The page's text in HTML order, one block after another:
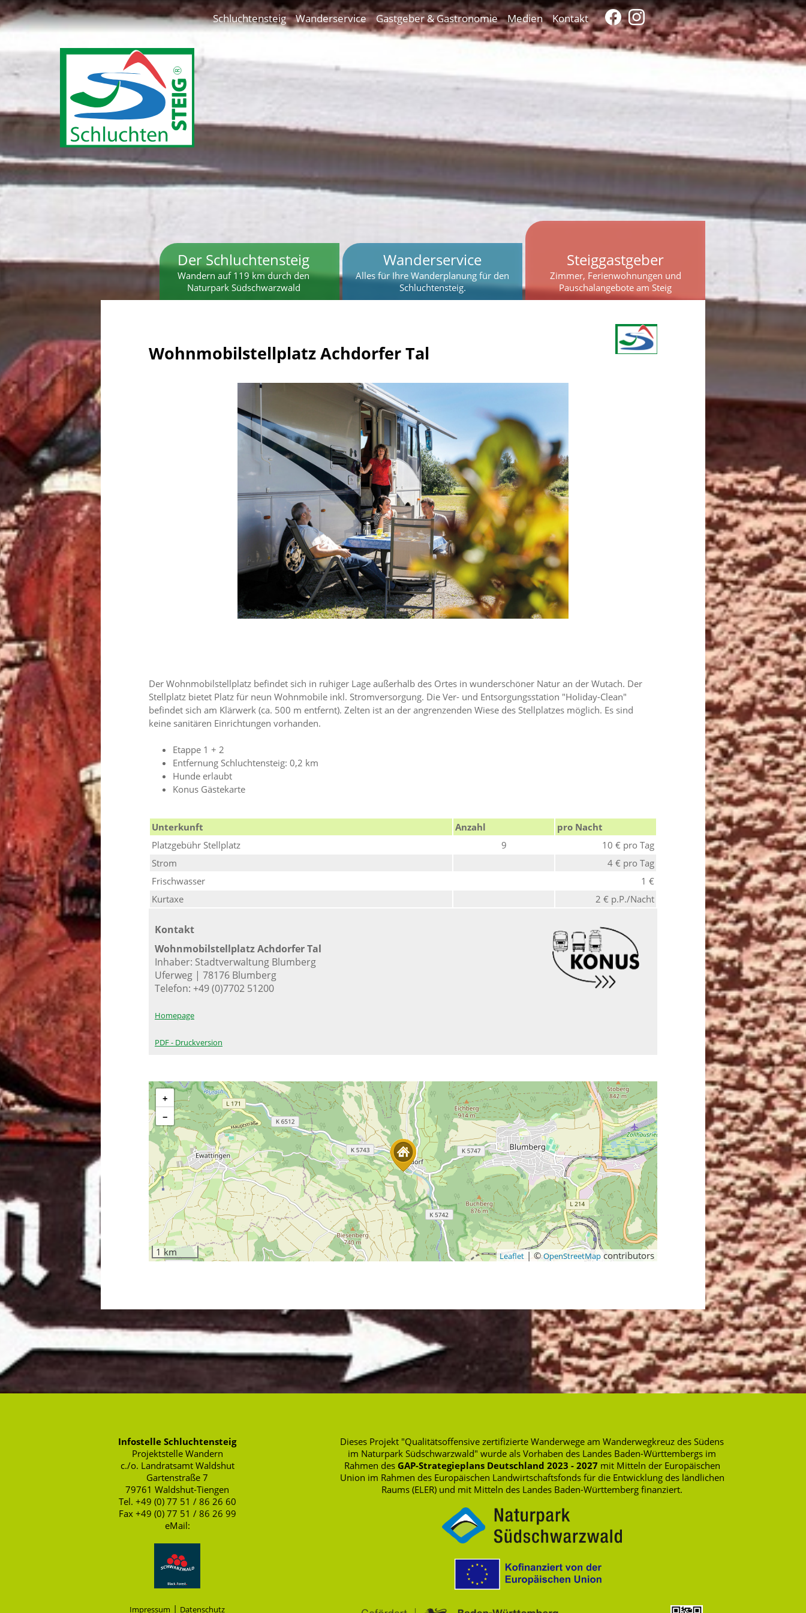
Schluchtensteig Wanderservice Gastgeber & Gastronomie Medien Kontakt
Der Schluchtensteig
Wandern auf 119 km durch den
Naturpark Südschwarzwald
Wanderservice
Alles für Ihre Wanderplanung für den
Schluchtensteig.
Steiggastgeber
Zimmer, Ferienwohnungen und
Pauschalangebote am Steig
Wohnmobilstellplatz Achdorfer Tal
Der Wohnmobilstellplatz befindet sich in ruhiger Lage außerhalb des Ortes in wunderschöner Natur an der Wutach. Der
Stellplatz bietet Platz für neun Wohnmobile inkl. Stromversorgung. Die Ver- und Entsorgungsstation "Holiday-Clean"
befindet sich am Klärwerk (ca. 500 m entfernt). Zelten ist an der angrenzenden Wiese des Stellplatzes möglich. Es sind
keine sanitären Einrichtungen vorhanden.
Etappe 1 + 2
Entfernung Schluchtensteig: 0,2 km
Hunde erlaubt
Konus Gästekarte
Unterkunft Anzahl
pro Nacht
Platzgebühr Stellplatz
9
10 € pro Tag
Strom
4 € pro Tag
Frischwasser
1 €
Kurtaxe
2 € p.P./Nacht
Kontakt
Wohnmobilstellplatz Achdorfer Tal
Inhaber: Stadtverwaltung Blumberg
Uferweg | 78176 Blumberg
Telefon: +49 (0)7702 51200
Homepage
PDF - Druckversion
+
−
1 km Leaflet |©OpenStreetMapcontributors
Infostelle Schluchtensteig
Projektstelle Wandern
c./o. Landratsamt Waldshut
Gartenstraße 7
79761 Waldshut-Tiengen
Tel. +49 (0) 77 51 / 86 26 60
Fax +49 (0) 77 51 / 86 26 99
eMail:
Impressum | Datenschutz
Dieses Projekt "Qualitätsoffensive zertifizierte Wanderwege am Wanderwegkreuz des Südens
im Naturpark Südschwarzwald" wurde als Vorhaben des Landes Baden-Württembergs im
Rahmen des GAP-Strategieplans Deutschland 2023 - 2027 mit Mitteln der Europäischen
Union im Rahmen des Europäischen Landwirtschaftsfonds für die Entwicklung des ländlichen
Raums (ELER) und mit Mitteln des Landes Baden-Württemberg finanziert.